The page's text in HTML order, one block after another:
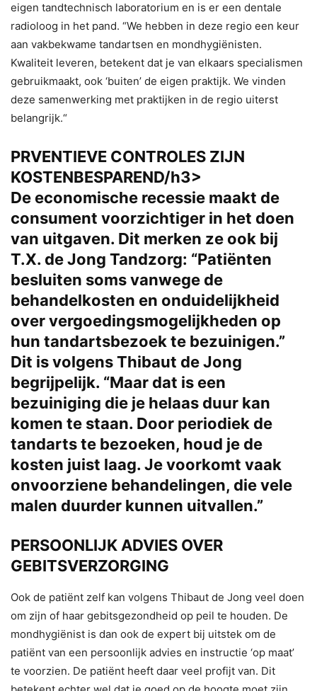
eigen tandtechnisch laboratorium en is er een dentale
radioloog in het pand. “We hebben in deze regio een keur
aan vakbekwame tandartsen en mondhygiënisten.
Kwaliteit leveren, betekent dat je van elkaars specialismen
gebruikmaakt, ook ‘buiten’ de eigen praktijk. We vinden
deze samenwerking met praktijken in de regio uiterst
belangrijk.“
PRVENTIEVE CONTROLES ZIJN
KOSTENBESPAREND/h3>
De economische recessie maakt de
consument voorzichtiger in het doen
van uitgaven. Dit merken ze ook bij
T.X. de Jong Tandzorg: “Patiënten
besluiten soms vanwege de
behandelkosten en onduidelijkheid
over vergoedingsmogelijkheden op
hun tandartsbezoek te bezuinigen.”
Dit is volgens Thibaut de Jong
begrijpelijk. “Maar dat is een
bezuiniging die je helaas duur kan
komen te staan. Door periodiek de
tandarts te bezoeken, houd je de
kosten juist laag. Je voorkomt vaak
onvoorziene behandelingen, die vele
malen duurder kunnen uitvallen.”
PERSOONLIJK ADVIES OVER
GEBITSVERZORGING
Ook de patiënt zelf kan volgens Thibaut de Jong veel doen
om zijn of haar gebitsgezondheid op peil te houden. De
mondhygiënist is dan ook de expert bij uitstek om de
patiënt van een persoonlijk advies en instructie ‘op maat’
te voorzien. De patiënt heeft daar veel profijt van. Dit